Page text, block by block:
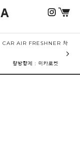
CAR AIR FRESHNER 차
량방향제 : 미카로켓